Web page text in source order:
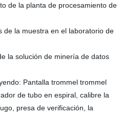
de la planta de procesamiento de
de la muestra en el laboratorio de
la solución de minería de datos
Pantalla trommel trommel
de tubo en espiral, calibre la
presa de verificación, la